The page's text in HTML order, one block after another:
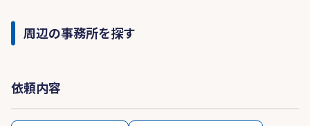
周辺の事務所を探す
依頼内容